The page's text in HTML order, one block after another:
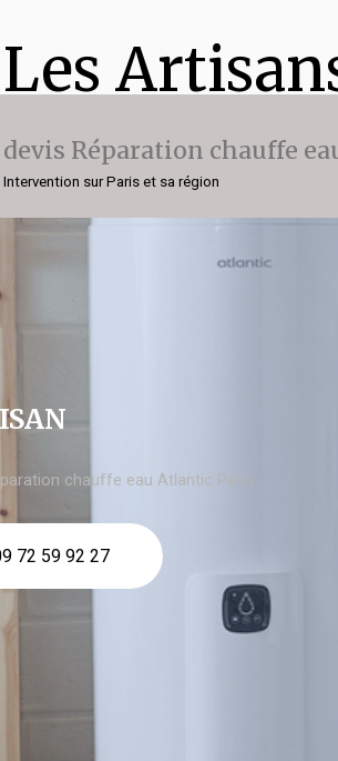
Les
devis Réparation chauffe
Intervention sur Paris et sa région
chauffe eau Atlantic Paris
72 59 92 27